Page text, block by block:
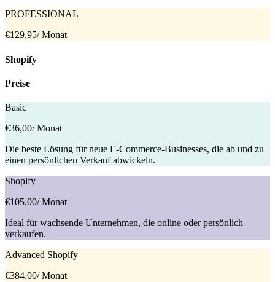
PROFESSIONAL
€129,95/ Monat
Shopify
Preise
Basic
€36,00/ Monat
Die beste Lösung für neue E-Commerce-Businesses, die ab und zu
einen persönlichen Verkauf abwickeln.
Shopify
€105,00/ Monat
Ideal für wachsende Unternehmen, die online oder persönlich
verkaufen.
Advanced Shopify
€384,00/ Monat